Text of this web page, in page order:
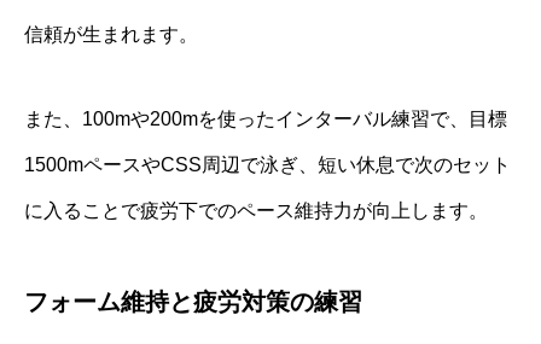
信頼が生まれます。
また、100mや200mを使ったインターバル練習で、目標
1500mペースやCSS周辺で泳ぎ、短い休息で次のセット
に入ることで疲労下でのペース維持力が向上します。
フォーム維持と疲労対策の練習